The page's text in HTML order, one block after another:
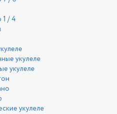
1 / 4
укулеле
укулеле
укулеле